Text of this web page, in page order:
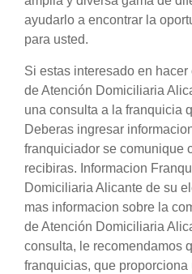
ayudarlo a encontrar la
para usted.
Si estas interesado en
de Atención Domiciliaria
una consulta a la franquicia
Deberas ingresar
franquiciador se comunique
recibiras. Informacion
Domiciliaria Alicante de su
mas informacion sobre la
de Atención Domiciliaria
consulta, le recomendamos
franquicias, que